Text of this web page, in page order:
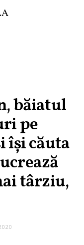
băiatul
pe
își căuta
târziu,